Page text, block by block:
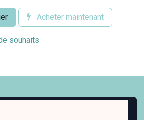
Acheter maintenant
souhaits